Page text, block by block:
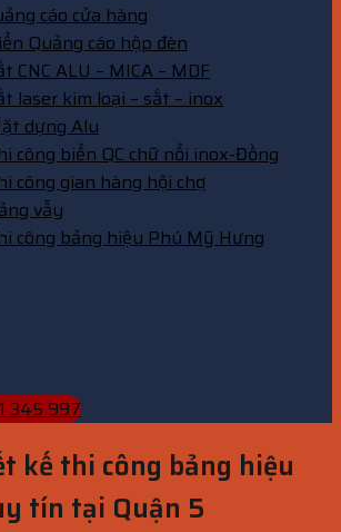
cáo cửa hàng
Quảng cáo hộp đèn
CNC ALU – MICA – MDF
laser kim loại – sắt – inox
dựng Alu
công biển QC chữ nổi inox-Đồng
công gian hàng hội chợ
vẫy
công bảng hiệu Phú Mỹ Hưng
345 997
kế thi công bảng hiệu
tín tại Quận 5